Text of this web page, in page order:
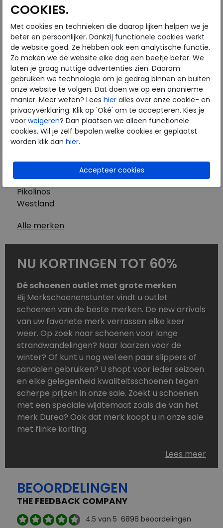
Gabor
Piedi Nudi
Pikolinos
Solidus
Think
Waldlaufer
Westland
Wolky
Herenschoenen
Australian
Birkenstock
Clarks
Mephisto
Pikolinos
Westland
Alle merken
NU KORTINGEN TOT 60%
Dé schoenen outlet met grote merken
Bij Merkschoenenstunter vindt u outlet
schoenen van de beste merken. De new arrivals
van uw favoriete merk verrassen elke keer
weer. Op zoek naar schoenen voor lange
strandwandelingen? Naar laarzen voor de
winter? Of kunt u nog wel een paar slippers of
sandalen gebruiken? U shopt voor ieder seizoen
en elke gelegenheid kwaliteitsschoenen tegen
scherpe prijzen in onze sale. Zoekt u schoenen
met een speciale wijdtemaat zoals die van het
merk Durea? Ook dat merk koopt u in onze sale
met flinke korting.
Schoenen heeft u nooit genoeg. Goedkope
schoenen, maar dus wel van topmerken,
aanbod is zo compleet dat u altijd wel een
passend paar vindt.
Welke schoenmerken vindt u in onze online
Lees meer
BEOORDELINGEN
THE FEEDBACK COMPANY
4.5 van 5 6896 beoordelingen
COOKIES.
Met cookies en technieken die daarop lijken helpen we je
beter en persoonlijker. Dankzij functionele cookies werkt
de website goed. Ze hebben ook een analytische functie.
Zo maken we de website elke dag een beetje beter. We
laten je graag nuttige advertenties zien. Daarom
gebruiken we technologie om je gedrag binnen en buiten
onze website te volgen. Dat doen we op een anonieme
manier. Meer weten? Lees hier alles over onze cookie- en
privacyverklaring. Klik op 'Oké' om te accepteren. Kies je
voor weigeren? Dan plaatsen we alleen functionele
cookies. Wil je zelf bepalen welke cookies er geplaatst
worden klik dan hier.